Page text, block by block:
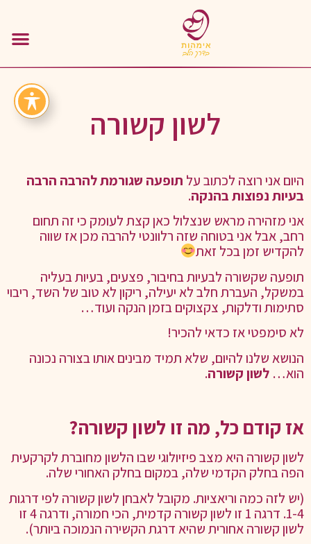
לשון קשורה
היום אני רוצה לכתוב על תופעה שגורמת להרבה הרבה
בעיות נפוצות בהנקה.
אני מזהירה מראש שנצלול כאן קצת לעומק כי זה תחום
רחב, אבל אני בטוחה שזה רלוונטי להרבה מכן אז שווה
להקדיש זמן בכל זאת
תופעה שקשורה לבעיות בחיבור, פצעים, בעיות בעליה
במשקל, העברת חלב לא יעילה, ריקון לא טוב של השד, ריבוי
סתימות ודלקות, צקצוקים בזמן הנקה ועוד…
לא סימפטי אז כדאי להכיר!
הנושא שלנו להיום, שלא תמיד מבינים אותו בצורה נכונה
הוא… לשון קשורה.
אז קודם כל, מה זו לשון קשורה?
לשון קשורה היא מצב פיזיולוגי שבו הלשון מחוברת לקרקעית
הפה בחלק הקדמי שלה, במקום בחלק האחורי שלה.
(יש לזה כמה וריאציות. מקובל לאבחן לשון קשורה לפי דרגות
1-4. דרגה 1 זו לשון קשורה קדמית, הכי חמורה, ודרגה 4 זו
לשון קשורה אחורית שהיא דרגת הקשירה הנמוכה ביותר).